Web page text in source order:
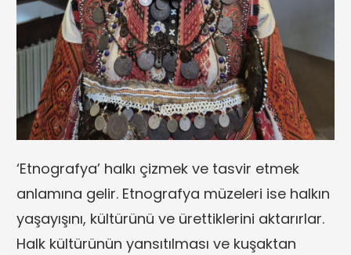
‘Etnografya’ halkı çizmek ve tasvir etmek
anlamına gelir. Etnografya müzeleri ise halkın
yaşayışını, kültürünü ve ürettiklerini aktarırlar.
Halk kültürünün yansıtılması ve kuşaktan